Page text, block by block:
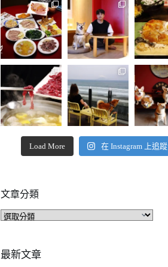
Load More 在 Instagram 上追蹤
文章分類
文
類
最新文章